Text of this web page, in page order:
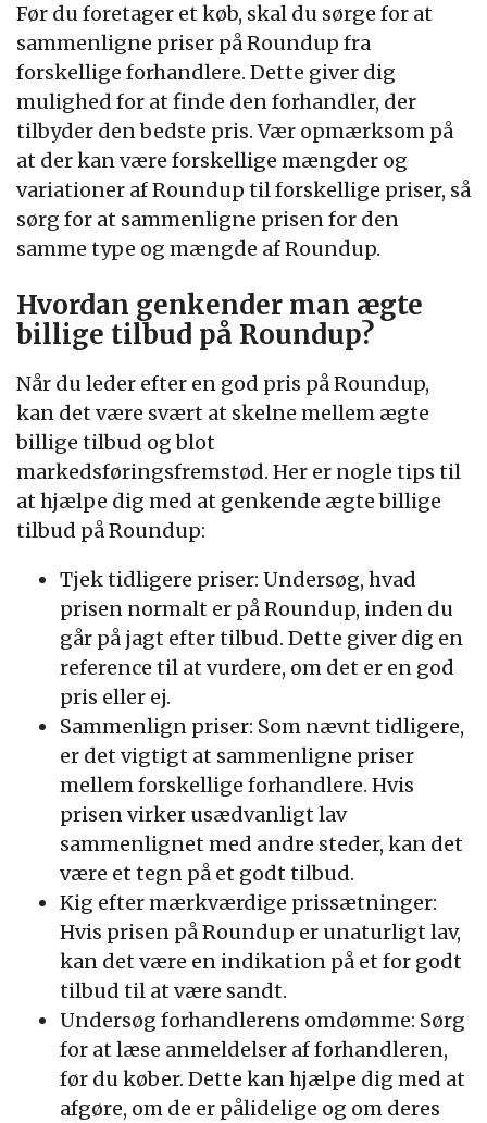
Før du foretager et køb, skal du sørge for at
sammenligne priser på Roundup fra
forskellige forhandlere. Dette giver dig
mulighed for at finde den forhandler, der
tilbyder den bedste pris. Vær opmærksom på
at der kan være forskellige mængder og
variationer af Roundup til forskellige priser, så
sørg for at sammenligne prisen for den
samme type og mængde af Roundup.
Hvordan genkender man ægte
billige tilbud på Roundup?
Når du leder efter en god pris på Roundup,
kan det være svært at skelne mellem ægte
billige tilbud og blot
markedsføringsfremstød. Her er nogle tips til
at hjælpe dig med at genkende ægte billige
tilbud på Roundup:
Tjek tidligere priser: Undersøg, hvad
prisen normalt er på Roundup, inden du
går på jagt efter tilbud. Dette giver dig en
reference til at vurdere, om det er en god
pris eller ej.
Sammenlign priser: Som nævnt tidligere,
er det vigtigt at sammenligne priser
mellem forskellige forhandlere. Hvis
prisen virker usædvanligt lav
sammenlignet med andre steder, kan det
være et tegn på et godt tilbud.
Kig efter mærkværdige prissætninger:
Hvis prisen på Roundup er unaturligt lav,
kan det være en indikation på et for godt
tilbud til at være sandt.
Undersøg forhandlerens omdømme: Sørg
for at læse anmeldelser af forhandleren,
før du køber. Dette kan hjælpe dig med at
afgøre, om de er pålidelige og om deres